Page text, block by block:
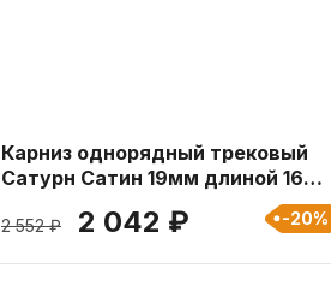
Карниз однорядный трековый
Сатурн Сатин 19мм длиной 160
2 552 ₽ 2 042 ₽ -20%